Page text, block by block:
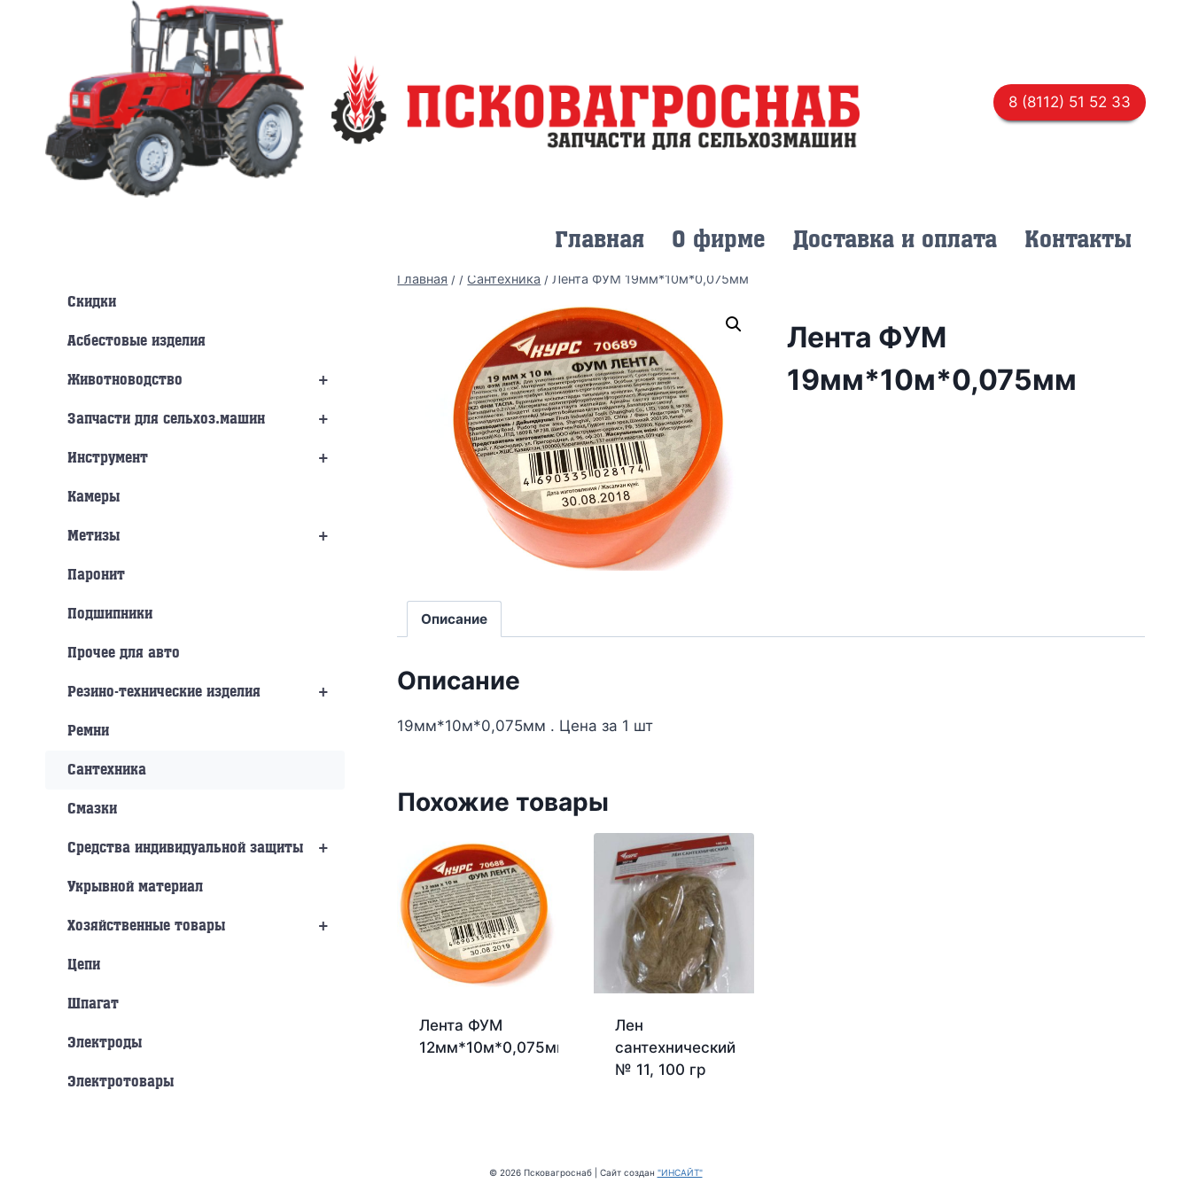
8 (8112) 51 52 33
Главная О фирме Доставка и оплата Контакты
Главная / / Сантехника / Лента ФУМ 19мм*10м*0,075мм
Лента ФУМ
19мм*10м*0,075мм
Описание
Описание
19мм*10м*0,075мм . Цена за 1 шт
Похожие товары
Лента ФУМ
12мм*10м*0,075мм
Лен
сантехнический
№ 11, 100 гр
Скидки
Асбестовые изделия
+
Животноводство
+
Запчасти для сельхоз.машин
+
Инструмент
Камеры
+
Метизы
Паронит
Подшипники
Прочее для авто
+
Резино-технические изделия
Ремни
Сантехника
Смазки
+
Средства индивидуальной защиты
Укрывной материал
+
Хозяйственные товары
Цепи
Шпагат
Электроды
Электротовары
© 2026 Псковагроснаб | Сайт создан "ИНСАЙТ"